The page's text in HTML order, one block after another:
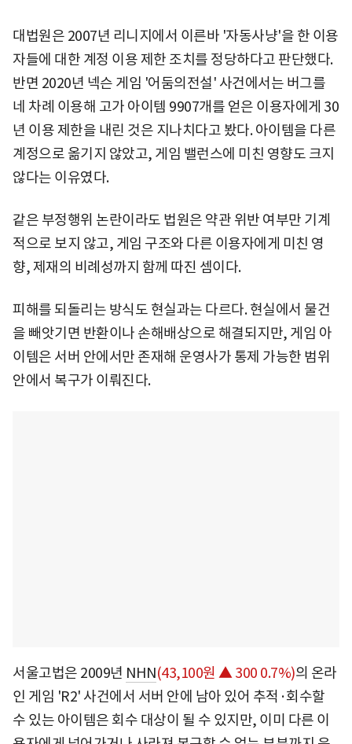
대법원은 2007년 리니지에서 이른바 '자동사냥'을 한 이용
자들에 대한 계정 이용 제한 조치를 정당하다고 판단했다.
반면 2020년 넥슨 게임 '어둠의전설' 사건에서는 버그를
네 차례 이용해 고가 아이템 9907개를 얻은 이용자에게 30
년 이용 제한을 내린 것은 지나치다고 봤다. 아이템을 다른
계정으로 옮기지 않았고, 게임 밸런스에 미친 영향도 크지
않다는 이유였다.
같은 부정행위 논란이라도 법원은 약관 위반 여부만 기계
적으로 보지 않고, 게임 구조와 다른 이용자에게 미친 영
향, 제재의 비례성까지 함께 따진 셈이다.
피해를 되돌리는 방식도 현실과는 다르다. 현실에서 물건
을 빼앗기면 반환이나 손해배상으로 해결되지만, 게임 아
이템은 서버 안에서만 존재해 운영사가 통제 가능한 범위
안에서 복구가 이뤄진다.
서울고법은 2009년 NHN(43,100원 ▲ 300 0.7%)의 온라
인 게임 'R2' 사건에서 서버 안에 남아 있어 추적·회수할
수 있는 아이템은 회수 대상이 될 수 있지만, 이미 다른 이